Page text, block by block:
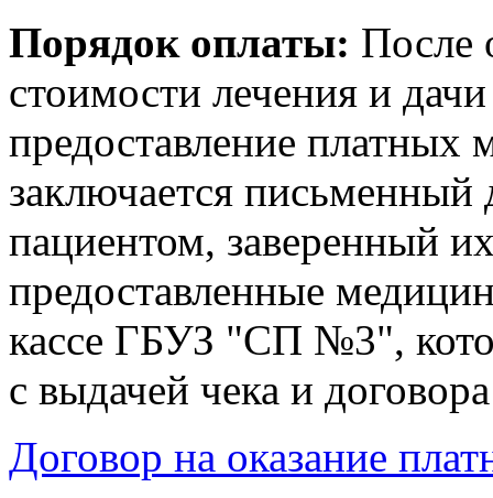
Порядок оплаты: После
стоимости лечения и
предоставление платных
заключается
пациентом, заверенный
предоставленные
кассе ГБУЗ "СП №3",
с выдачей чека и
Договор на оказание